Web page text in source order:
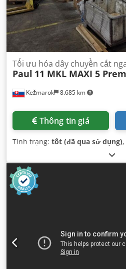
Kežmarok 8.685 km
Tối ưu hóa dây chuyền cắt
Paul 11 MKL MAXI 5
Thông tin giá
Tình trạng: tốt (đã qua sử dụng)